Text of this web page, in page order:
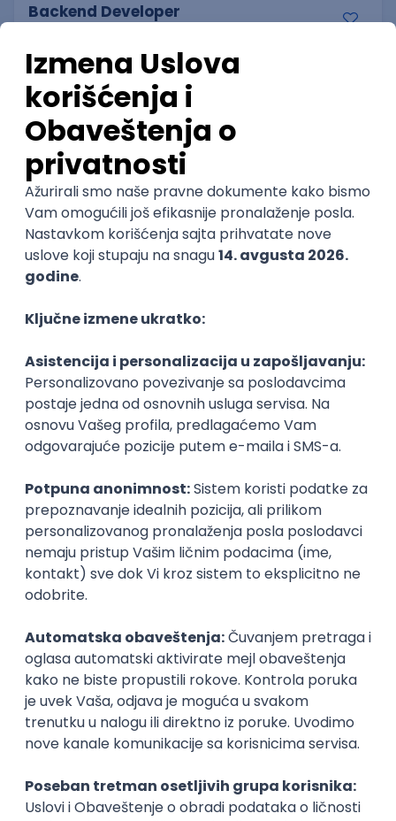
Backend Developer
4.3
Novi Sad | Hibrid
20.08.2026.
Node Node.js @
POSLOVI NA MAIL
KATEGORIJA
POSLODAVAC
GRAD
SENIORITET
NAČIN RADA
inboxu
Prijavi se
Softverski inženjer - junior
Logeecom
Beograd
27.08.2026.
600,00 - 2.000,00 EUR (net)
Oglas dostupan i studentima
MySQL C# JavaScript SQL Server
Junior
Game Developer
Tria d.o.o.
Beograd | Hibrid
12.08.2026.
HTML5 Git WebGL
Unity
Intermediate
Node.js/Nest.JS Developer
(intermediate/senior)